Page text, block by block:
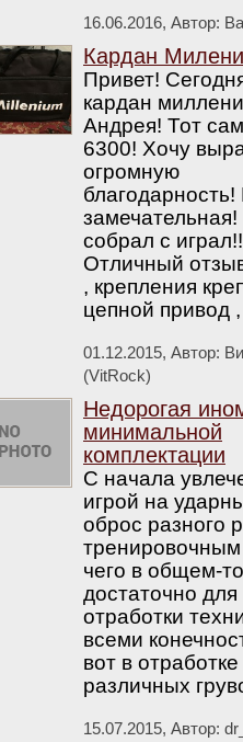
16.06.2016, Автор:
Кардан
Привет!
кардан
Андрея! Тот
6300! Хочу
огромную
собрал с
Отличный
, крепления
цепной привод
01.12.2015, Автор:
(VitRock)
Недорогая
минимальной
комплектации
С начала
игрой на
оброс разного
чего в общем-
достаточно для
отработки
всеми
вот в отработке
различных
15.07.2015, Автор: